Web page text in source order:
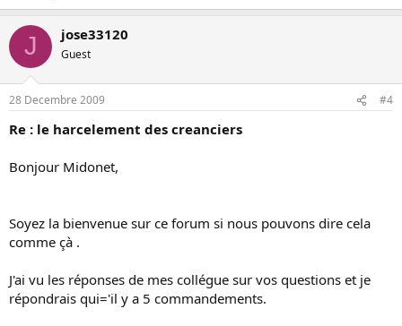
J jose33120
Guest
28 Decembre 2009 #4
Re : le harcelement des creanciers
Bonjour Midonet,
Soyez la bienvenue sur ce forum si nous pouvons dire cela
comme çà .
J'ai vu les réponses de mes collégue sur vos questions et je
répondrais qui='il y a 5 commandements.